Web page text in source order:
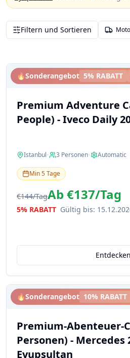
Filtern und Sortieren
🔥Sonderangebot 5% RABATT
Premium Adventure
People) - Iveco Daily
Istanbul• 3 Personen• Automatic
Min5Tage
€144/TagAb €137/Tag
5% RABATT Gültig bis:
Entdecken
🔥Sonderangebot 10% RABATT
Premium-Abenteuer-
Personen) - Mercedes
Eyupsultan